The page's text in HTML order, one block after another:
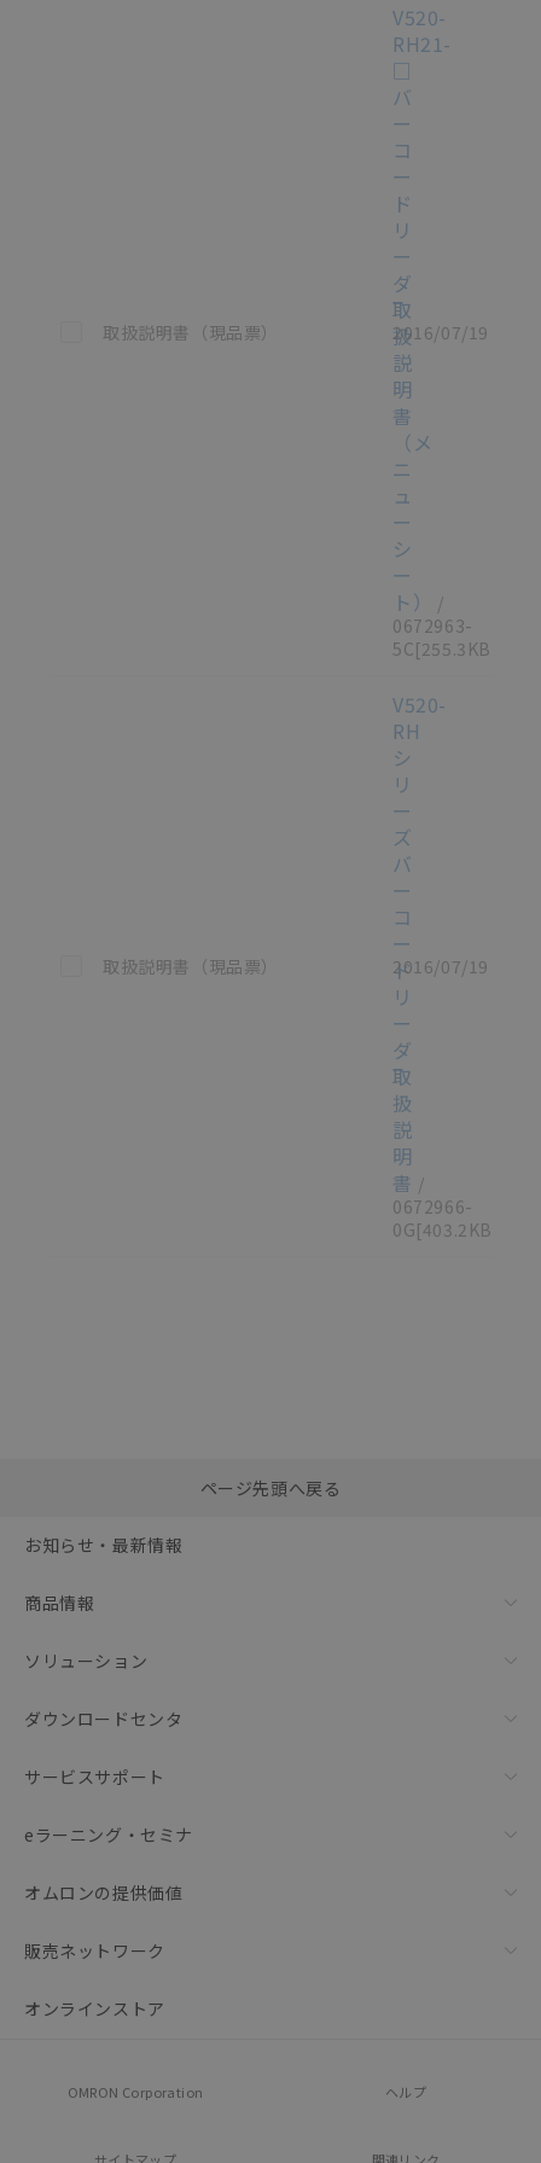
この資料を選択
取扱説明書（現品票）
V520-
RH21-
□
バ
ー
コ
ー
ド
リ
ー
ダ
取
扱
説
明
書
（メ
ニ
ュ
ー
シ
ー
ト）
/
0672963-
5C[255.3KB]
2016/07/19
この資料を選択
取扱説明書（現品票）
V520-
RH
シ
リ
ー
ズ
バ
ー
コ
ー
ド
リ
ー
ダ
取
扱
説
明
書 /
0672966-
0G[403.2KB]
2016/07/19
括ダウンロード
ページ先頭へ戻る
お知らせ・最新情報
商品情報
ソリューション
ダウンロードセンタ
サービスサポート
eラーニング・セミナ
オムロンの提供価値
販売ネットワーク
オンラインストア
OMRON Corporation ヘルプ
サイトマップ 関連リンク